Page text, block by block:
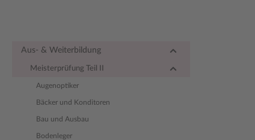
Aus- & Weiterbildung
Meisterprüfung Teil II
Augenoptiker
Bäcker und Konditoren
Bau und Ausbau
Bodenleger